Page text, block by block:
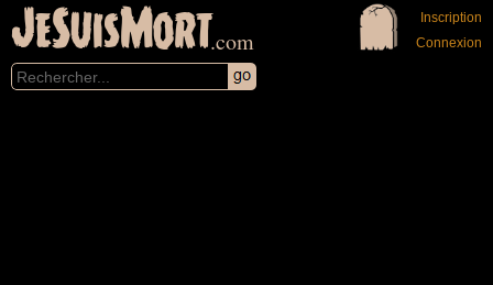
JeSuisMort.com
Inscription
Connexion